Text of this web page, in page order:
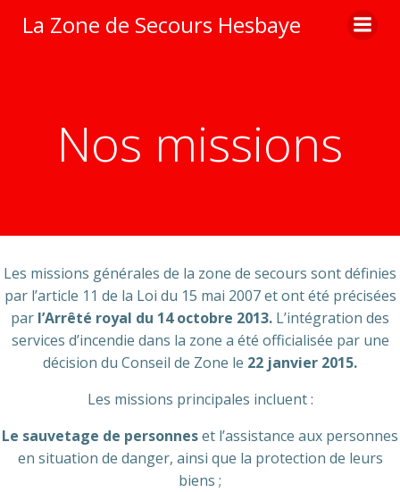
au
La Zone de Secours Hesbaye
Nos missions
Les missions générales de la zone de secours sont définies
par l’article 11 de la Loi du 15 mai 2007 et ont été précisées
par l’Arrêté royal du 14 octobre 2013. L’intégration des
services d’incendie dans la zone a été officialisée par une
décision du Conseil de Zone le 22 janvier 2015.
Les missions principales incluent :
Le sauvetage de personneset l’assistance aux personnes
en situation de danger, ainsi que la protection de leurs
biens ;